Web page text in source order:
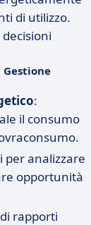
di utilizzo.
:
il consumo
per analizzare
opportunità
rapporti